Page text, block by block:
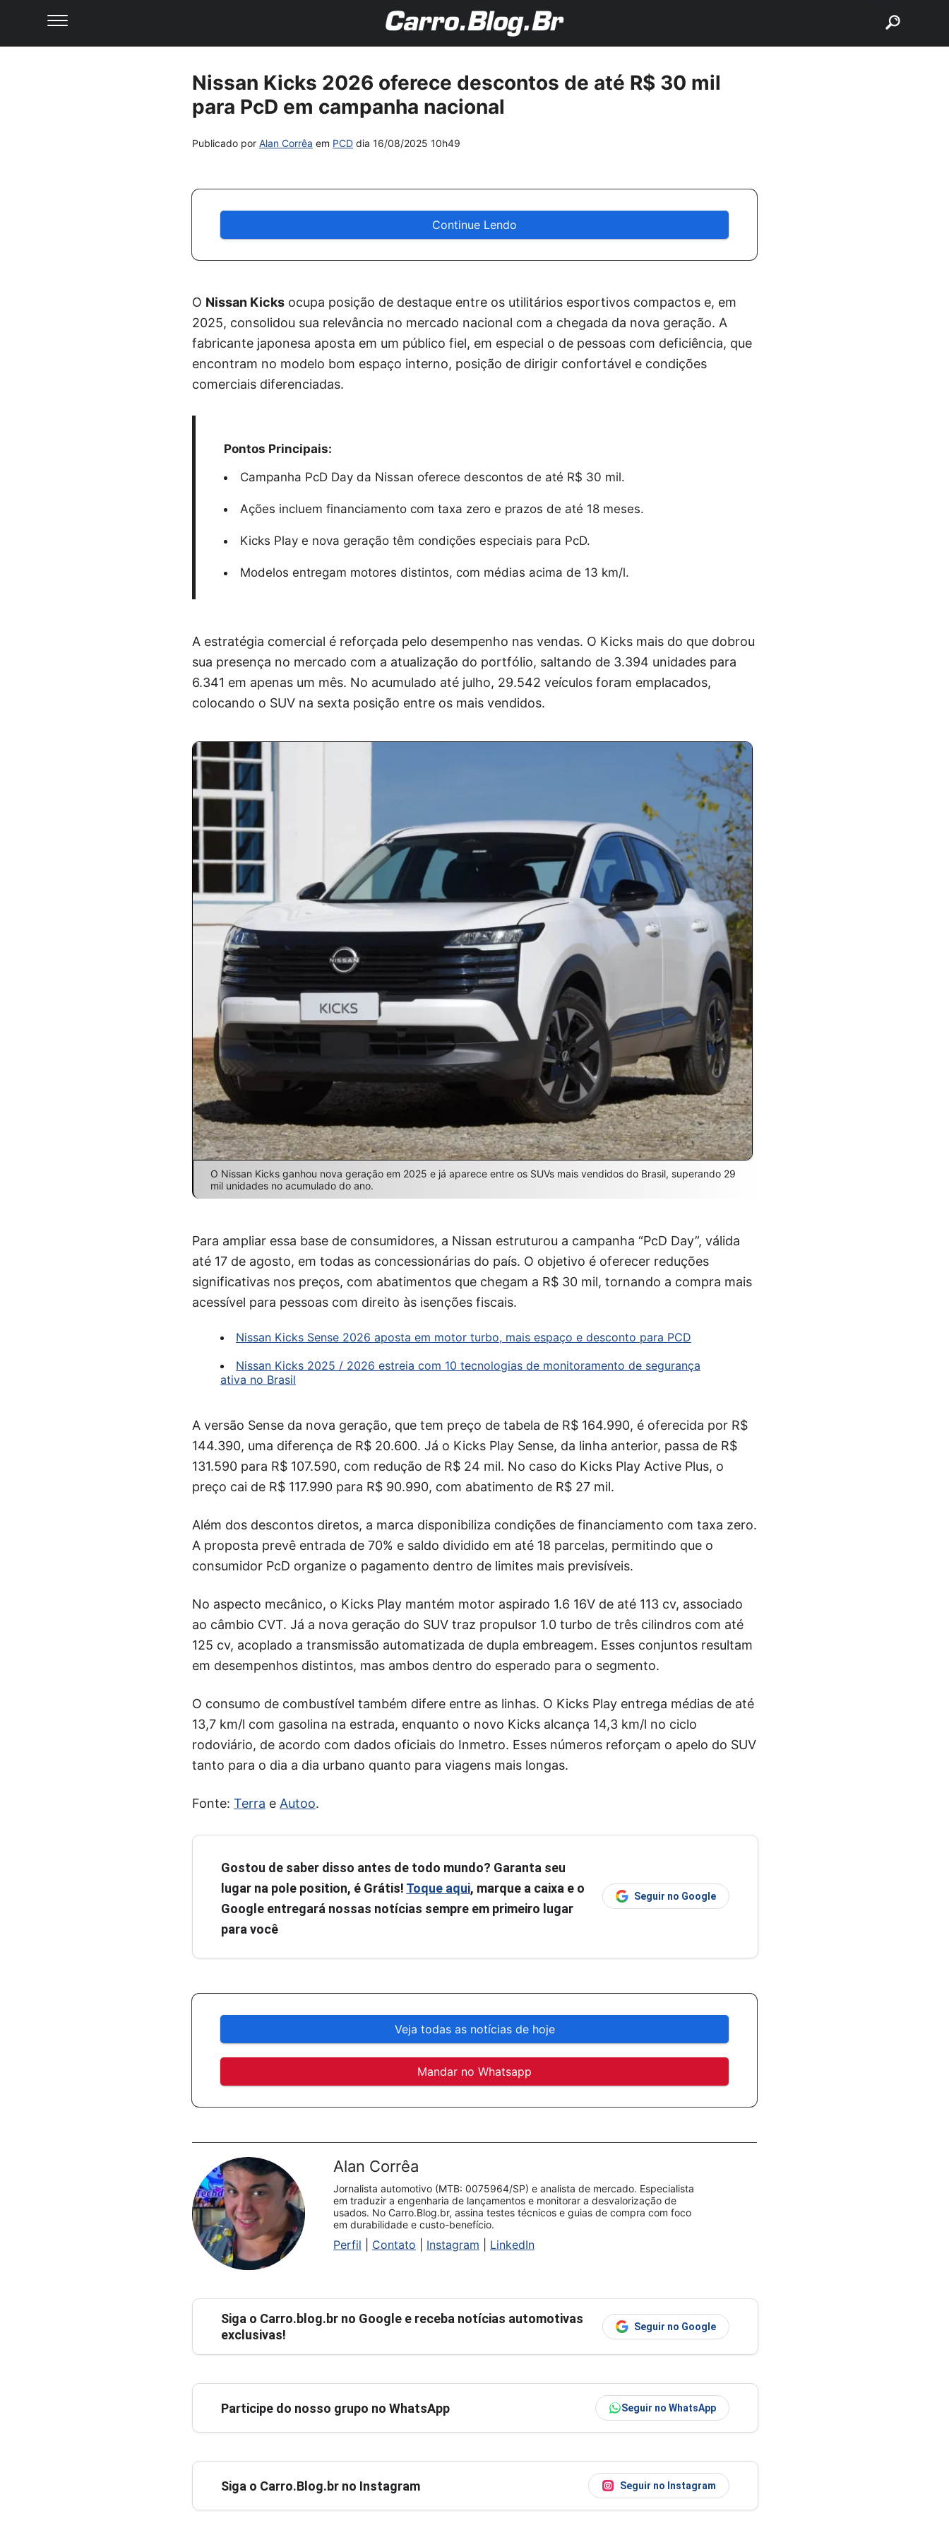
Nissan Kicks 2026 oferece descontos de até R$ 30 mil
para PcD em campanha nacional
Publicado por Alan Corrêa em PCD dia 16/08/2025 10h49
Continue Lendo
O Nissan Kicks ocupa posição de destaque entre os utilitários esportivos compactos e, em
2025, consolidou sua relevância no mercado nacional com a chegada da nova geração. A
fabricante japonesa aposta em um público fiel, em especial o de pessoas com deficiência, que
encontram no modelo bom espaço interno, posição de dirigir confortável e condições
comerciais diferenciadas.
Pontos Principais:
Campanha PcD Day da Nissan oferece descontos de até R$ 30 mil.
Ações incluem financiamento com taxa zero e prazos de até 18 meses.
Kicks Play e nova geração têm condições especiais para PcD.
Modelos entregam motores distintos, com médias acima de 13 km/l.
A estratégia comercial é reforçada pelo desempenho nas vendas. O Kicks mais do que dobrou
sua presença no mercado com a atualização do portfólio, saltando de 3.394 unidades para
6.341 em apenas um mês. No acumulado até julho, 29.542 veículos foram emplacados,
colocando o SUV na sexta posição entre os mais vendidos.
O Nissan Kicks ganhou nova geração em 2025 e já aparece entre os SUVs mais vendidos do Brasil, superando 29
mil unidades no acumulado do ano.
Para ampliar essa base de consumidores, a Nissan estruturou a campanha “PcD Day”, válida
até 17 de agosto, em todas as concessionárias do país. O objetivo é oferecer reduções
significativas nos preços, com abatimentos que chegam a R$ 30 mil, tornando a compra mais
acessível para pessoas com direito às isenções fiscais.
Nissan Kicks Sense 2026 aposta em motor turbo, mais espaço e desconto para PCD
Nissan Kicks 2025 / 2026 estreia com 10 tecnologias de monitoramento de segurança
ativa no Brasil
A versão Sense da nova geração, que tem preço de tabela de R$ 164.990, é oferecida por R$
144.390, uma diferença de R$ 20.600. Já o Kicks Play Sense, da linha anterior, passa de R$
131.590 para R$ 107.590, com redução de R$ 24 mil. No caso do Kicks Play Active Plus, o
preço cai de R$ 117.990 para R$ 90.990, com abatimento de R$ 27 mil.
Além dos descontos diretos, a marca disponibiliza condições de financiamento com taxa zero.
A proposta prevê entrada de 70% e saldo dividido em até 18 parcelas, permitindo que o
consumidor PcD organize o pagamento dentro de limites mais previsíveis.
No aspecto mecânico, o Kicks Play mantém motor aspirado 1.6 16V de até 113 cv, associado
ao câmbio CVT. Já a nova geração do SUV traz propulsor 1.0 turbo de três cilindros com até
125 cv, acoplado a transmissão automatizada de dupla embreagem. Esses conjuntos resultam
em desempenhos distintos, mas ambos dentro do esperado para o segmento.
O consumo de combustível também difere entre as linhas. O Kicks Play entrega médias de até
13,7 km/l com gasolina na estrada, enquanto o novo Kicks alcança 14,3 km/l no ciclo
rodoviário, de acordo com dados oficiais do Inmetro. Esses números reforçam o apelo do SUV
tanto para o dia a dia urbano quanto para viagens mais longas.
Fonte: Terra e Autoo.
Gostou de saber disso antes de todo mundo? Garanta seu
lugar na pole position, é Grátis! Toque aqui, marque a caixa e o
Google entregará nossas notícias sempre em primeiro lugar
para você
Seguir no Google
Veja todas as notícias de hoje
Mandar no Whatsapp
Alan Corrêa
Jornalista automotivo (MTB: 0075964/SP) e analista de mercado. Especialista
em traduzir a engenharia de lançamentos e monitorar a desvalorização de
usados. No Carro.Blog.br, assina testes técnicos e guias de compra com foco
em durabilidade e custo-benefício.
Perfil Contato Instagram LinkedIn
Siga o Carro.blog.br no Google e receba notícias automotivas
exclusivas!
Seguir no Google
Participe do nosso grupo no WhatsApp Seguir no WhatsApp
Siga o Carro.Blog.br no Instagram Seguir no Instagram